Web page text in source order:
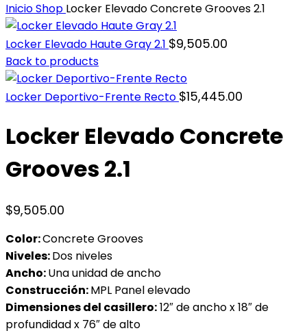
InicioShop Locker Elevado Concrete Grooves 2.1
Locker Elevado Haute Gray 2.1 $9,505.00
Back to products
Locker Deportivo-Frente Recto $15,445.00
Locker Elevado Concrete
Grooves 2.1
$9,505.00
Color:Concrete Grooves
Niveles:Dos niveles
Ancho:Una unidad de ancho
Construcción:MPL Panel elevado
Dimensiones del casillero:12″ de ancho x 18″ de
profundidad x 76″ de alto